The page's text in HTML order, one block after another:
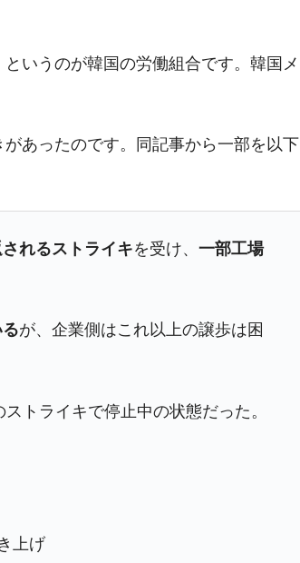
由するドル入手」手段ではないのか？
」に上昇
不調」⇒ PSIが示す現況は決して良くない。
り賠償10万ウォンを認定 ⇒ 総額3兆7,000億
2032年竣工と公示
っちょがみしたのでは。
BYD』車は売れている。6カ月で対前年同期比
た」
というのが韓国の労働組合です。韓国メ
あったのです。同記事から一部を以下
れるストライキを受け、一部工場
が、企業側はこれ以上の譲歩は困
トライキで停止中の状態だった。
上げ